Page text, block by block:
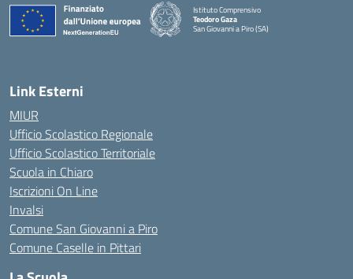
Istituto Comprensivo
Teodoro Gaza
San Giovanni a Piro (SA)
Link Esterni
MIUR
Ufficio Scolastico Regionale
Ufficio Scolastico Territoriale
Scuola in Chiaro
Iscrizioni On Line
Invalsi
Comune San Giovanni a Piro
Comune Caselle in Pittari